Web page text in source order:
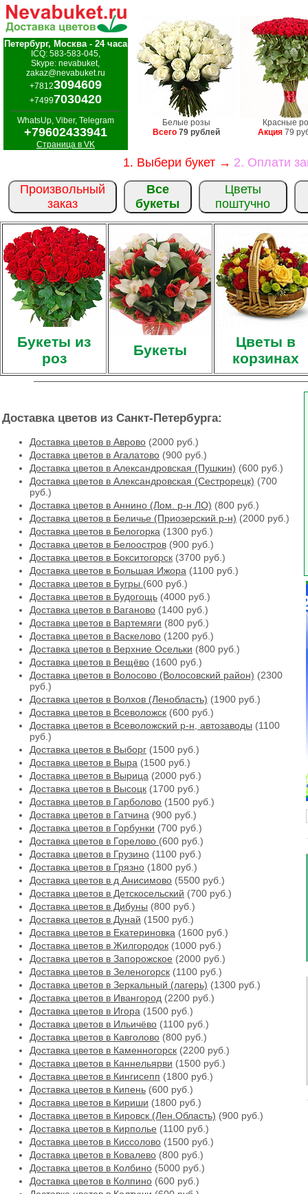
Петербург, Москва - 24 часа
ICQ: 583-583-045,
Skype: nevabuket,
zakaz@nevabuket.ru
+78123094609
+74997030420
WhatsUp, Viber, Telegram
+79602433941
Страница в VK
Белые розы
Всего 79 рублей
Красные
Акция 79
1. Выбери букет → 2. Оплати
Произвольный
заказ
Все
букеты
Цветы
поштучно
Букеты из
роз
Букеты
Цветы в
корзинах
Доставка цветов из Санкт-Петербурга:
Доставка цветов в Аврово (2000 руб.)
Доставка цветов в Агалатово (900 руб.)
Доставка цветов в Александровская (Пушкин) (600 руб.)
Доставка цветов в Александровская (Сестрорецк) (700
руб.)
Доставка цветов в Аннино (Лом. р-н ЛО) (800 руб.)
Доставка цветов в Беличье (Приозерский р-н) (2000 руб.)
Доставка цветов в Белогорка (1300 руб.)
Доставка цветов в Белоостров (900 руб.)
Доставка цветов в Бокситогорск (3700 руб.)
Доставка цветов в Большая Ижора (1100 руб.)
Доставка цветов в Бугры (600 руб.)
Доставка цветов в Будогощь (4000 руб.)
Доставка цветов в Ваганово (1400 руб.)
Доставка цветов в Вартемяги (800 руб.)
Доставка цветов в Васкелово (1200 руб.)
Доставка цветов в Верхние Осельки (800 руб.)
Доставка цветов в Вещёво (1600 руб.)
Доставка цветов в Волосово (Волосовский район) (2300
руб.)
Доставка цветов в Волхов (Ленобласть) (1900 руб.)
Доставка цветов в Всеволожск (600 руб.)
Доставка цветов в Всеволожский р-н, автозаводы (1100
руб.)
Доставка цветов в Выборг (1500 руб.)
Доставка цветов в Выра (1500 руб.)
Доставка цветов в Вырица (2000 руб.)
Доставка цветов в Высоцк (1700 руб.)
Доставка цветов в Гарболово (1500 руб.)
Доставка цветов в Гатчина (900 руб.)
Доставка цветов в Горбунки (700 руб.)
Доставка цветов в Горелово (600 руб.)
Доставка цветов в Грузино (1100 руб.)
Доставка цветов в Грязно (1800 руб.)
Доставка цветов в д Анисимово (5500 руб.)
Доставка цветов в Детскосельский (700 руб.)
Доставка цветов в Дибуны (800 руб.)
Доставка цветов в Дунай (1500 руб.)
Доставка цветов в Екатериновка (1600 руб.)
Доставка цветов в Жилгородок (1000 руб.)
Доставка цветов в Запорожское (2000 руб.)
Доставка цветов в Зеленогорск (1100 руб.)
Доставка цветов в Зеркальный (лагерь) (1300 руб.)
Доставка цветов в Ивангород (2200 руб.)
Доставка цветов в Игора (1500 руб.)
Доставка цветов в Ильичёво (1100 руб.)
Доставка цветов в Кавголово (800 руб.)
Доставка цветов в Каменногорск (2200 руб.)
Доставка цветов в Каннельярви (1500 руб.)
Доставка цветов в Кингисепп (1800 руб.)
Доставка цветов в Кипень (600 руб.)
Доставка цветов в Кириши (1800 руб.)
Доставка цветов в Кировск (Лен.Область) (900 руб.)
Доставка цветов в Кирполье (1100 руб.)
Доставка цветов в Киссолово (1500 руб.)
Доставка цветов в Ковалево (800 руб.)
Доставка цветов в Колбино (5000 руб.)
Доставка цветов в Колпино (600 руб.)